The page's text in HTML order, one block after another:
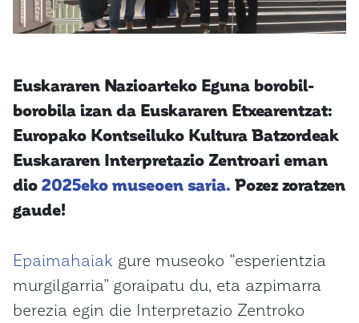
Euskararen Nazioarteko Eguna borobil-
borobila izan da Euskararen Etxearentzat:
Europako Kontseiluko Kultura Batzordeak
Euskararen Interpretazio Zentroari eman
dio 2025eko museoen saria. Pozez zoratzen
gaude!
Epaimahaiak gure museoko “esperientzia
murgilgarria” goraipatu du, eta azpimarra
berezia egin die Interpretazio Zentroko